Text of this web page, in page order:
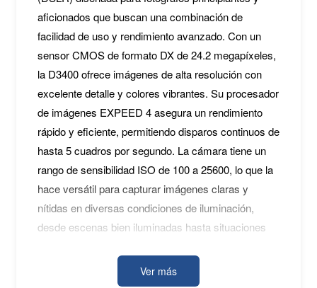
aficionados que buscan una combinación de
facilidad de uso y rendimiento avanzado. Con un
sensor CMOS de formato DX de 24.2 megapíxeles,
la D3400 ofrece imágenes de alta resolución con
excelente detalle y colores vibrantes. Su procesador
de imágenes EXPEED 4 asegura un rendimiento
rápido y eficiente, permitiendo disparos continuos de
hasta 5 cuadros por segundo. La cámara tiene un
rango de sensibilidad ISO de 100 a 25600, lo que la
hace versátil para capturar imágenes claras y
nítidas en diversas condiciones de iluminación,
desde escenas bien iluminadas hasta situaciones
que incluye un punto de tipo cruz en el centro,
garantiza un enfoque rápido y preciso, ideal para
Ver más